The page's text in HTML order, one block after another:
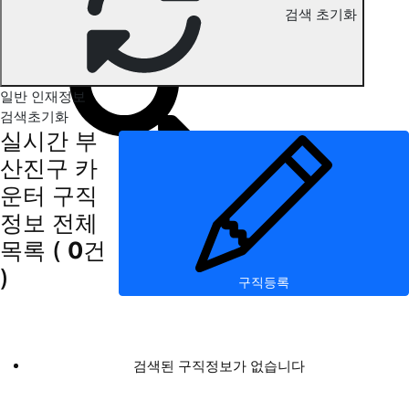
부산진구 카운터 구직정보 검색 초기화
일반 인재정보
검색초기화
실시간 부
산진구 카
운터 구직
정보 전체
목록 ( 0건
)
구직등록
검색된 구직정보가 없습니다